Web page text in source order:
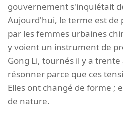
gouvernement s'inquiétait
Aujourd'hui, le terme est de
par les femmes urbaines
y voient un instrument de
Gong Li, tournés il y a
résonner parce que ces
Elles ont changé de forme ;
de nature.